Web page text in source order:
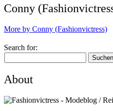
Conny
More by Conny (Fashionvictress)
Search for:
Suchen
About